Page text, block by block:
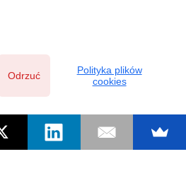
by
Odrzuć
Polityka plików
cookies